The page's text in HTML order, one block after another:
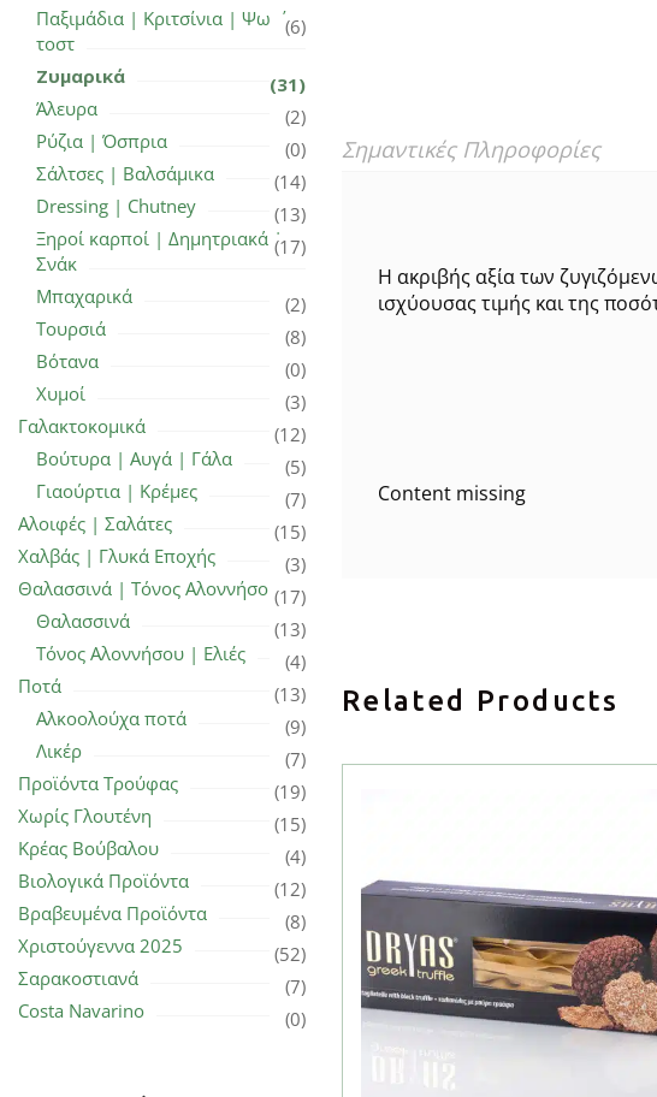
Παξιμάδια | Κριτσίνια | Ψωμί
τοστ
(6)
Ζυμαρικά
(31)
Άλευρα
(2)
Ρύζια | Όσπρια
(0)
Σάλτσες | Βαλσάμικα
(14)
Dressing | Chutney
(13)
Ξηροί καρποί | Δημητριακά |
Σνάκ
(17)
Μπαχαρικά
(2)
Τουρσιά
(8)
Βότανα
(0)
Χυμοί
(3)
Γαλακτοκομικά
(12)
Βούτυρα | Αυγά | Γάλα
(5)
Γιαούρτια | Κρέμες
(7)
Αλοιφές | Σαλάτες
(15)
Χαλβάς | Γλυκά Εποχής
(3)
Θαλασσινά | Τόνος Αλοννήσου(17)
Θαλασσινά
(13)
Τόνος Αλοννήσου | Ελιές
(4)
Ποτά
(13)
Αλκοολούχα ποτά
(9)
Λικέρ
(7)
Προϊόντα Τρούφας
(19)
Χωρίς Γλουτένη
(15)
Κρέας Βούβαλου
(4)
Βιολογικά Προϊόντα
(12)
Βραβευμένα Προϊόντα
(8)
Χριστούγεννα 2025
(52)
Σαρακοστιανά
(7)
Costa Navarino
(0)
Σημαντικές Πληροφορίες
Η ακριβής αξία των
ισχύουσας τιμής και της
Content missing
Related Products